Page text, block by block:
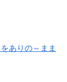
ありの～まま